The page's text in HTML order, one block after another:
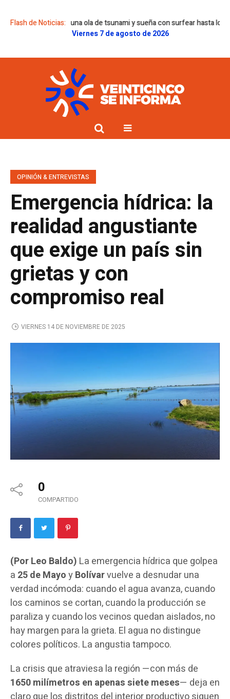
Flash de Noticias:
corrió una ola de tsunami y sueña con surfear hasta los 100 años
Viernes 7 de agosto de 2026
OPINIÓN & ENTREVISTAS
Emergencia hídrica: la
realidad angustiante
que exige un país sin
grietas y con
compromiso real
VIERNES 14 DE NOVIEMBRE DE 2025
0
COMPARTIDO
(Por Leo Baldo) La emergencia hídrica que golpea
a 25 de MayoyBolívarvuelve a desnudar una
verdad incómoda: cuando el agua avanza, cuando
los caminos se cortan, cuando la producción se
paraliza y cuando los vecinos quedan aislados, no
hay margen para la grieta. El agua no distingue
colores políticos. La angustia tampoco.
La crisis que atraviesa la región —con más de
1650 milímetros en apenas siete meses— deja en